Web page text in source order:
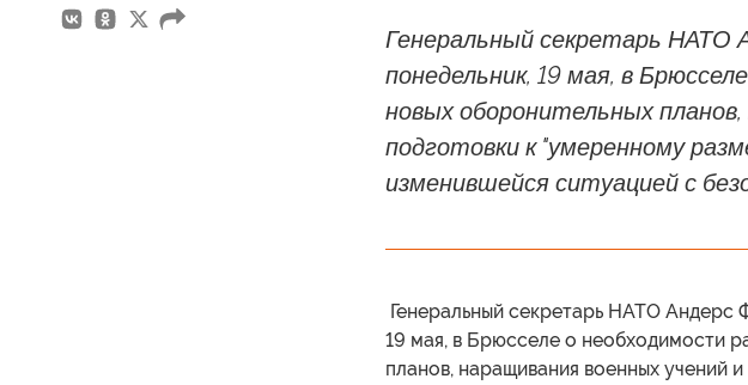
Генеральный секретарь НАТО
понедельник, 19 мая, в
новых оборонительных
подготовки к "умеренному
изменившейся ситуацией с
Генеральный секретарь НАТО Андерс
19 мая, в Брюсселе о необходимости
планов, наращивания военных учений